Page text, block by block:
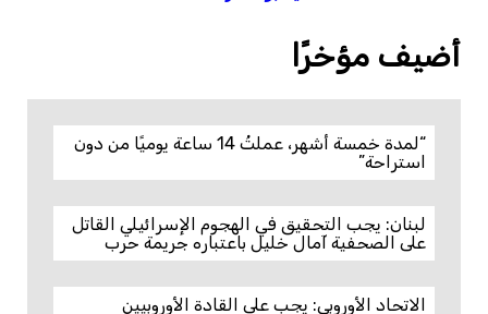
أضيف مؤخرًا
“لمدة خمسة أشهر، عملتُ 14 ساعة يوميًا من دون
استراحة”
لبنان: يجب التحقيق في الهجوم الإسرائيلي القاتل
على الصحفية آمال خليل باعتباره جريمة حرب
الاتحاد الأوروبي: يجب على القادة الأوروبيين